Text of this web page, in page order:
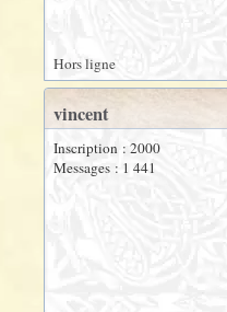
Hors ligne
vincent
Inscription : 2000
Messages : 1 441